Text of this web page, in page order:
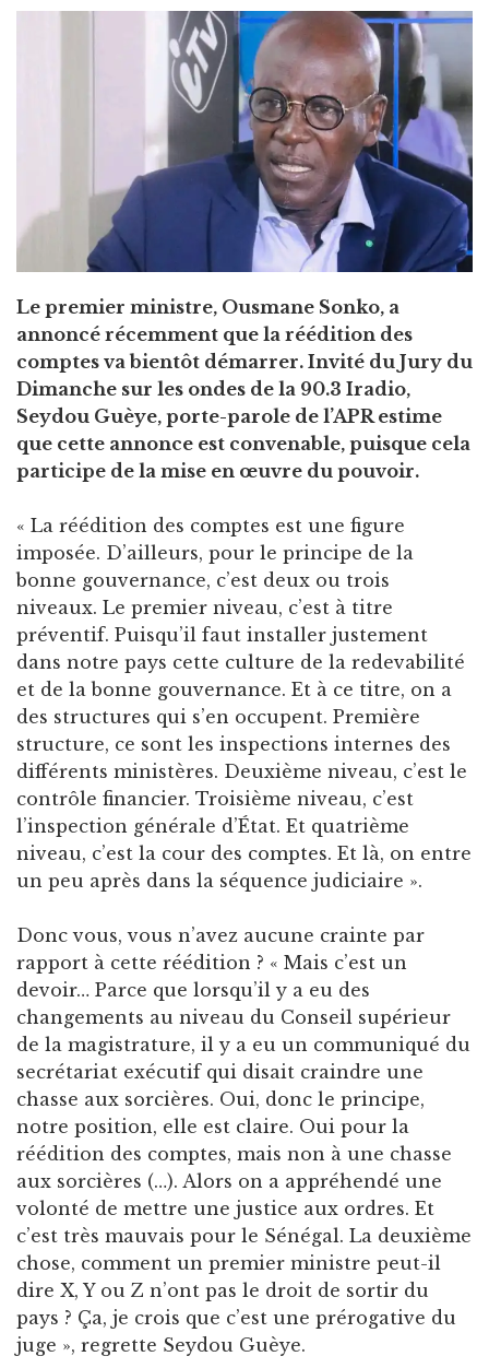
Le premier ministre, Ousmane Sonko, a
annoncé récemment que la réédition des
comptes va bientôt démarrer. Invité du Jury du
Dimanche sur les ondes de la 90.3 Iradio,
Seydou Guèye, porte-parole de l’APR estime
que cette annonce est convenable, puisque cela
participe de la mise en œuvre du pouvoir.
« La réédition des comptes est une figure
imposée. D’ailleurs, pour le principe de la
bonne gouvernance, c’est deux ou trois
niveaux. Le premier niveau, c’est à titre
préventif. Puisqu’il faut installer justement
dans notre pays cette culture de la redevabilité
et de la bonne gouvernance. Et à ce titre, on a
des structures qui s’en occupent. Première
structure, ce sont les inspections internes des
différents ministères. Deuxième niveau, c’est le
contrôle financier. Troisième niveau, c’est
l’inspection générale d’État. Et quatrième
niveau, c’est la cour des comptes. Et là, on entre
un peu après dans la séquence judiciaire ».
Donc vous, vous n’avez aucune crainte par
rapport à cette réédition ? « Mais c’est un
devoir… Parce que lorsqu’il y a eu des
changements au niveau du Conseil supérieur
de la magistrature, il y a eu un communiqué du
secrétariat exécutif qui disait craindre une
chasse aux sorcières. Oui, donc le principe,
notre position, elle est claire. Oui pour la
réédition des comptes, mais non à une chasse
aux sorcières (…). Alors on a appréhendé une
volonté de mettre une justice aux ordres. Et
c’est très mauvais pour le Sénégal. La deuxième
chose, comment un premier ministre peut-il
dire X, Y ou Z n’ont pas le droit de sortir du
pays ? Ça, je crois que c’est une prérogative du
juge », regrette Seydou Guèye.